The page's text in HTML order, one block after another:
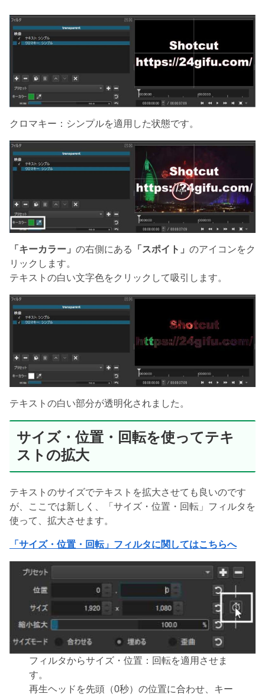
クロマキー：シンプルを適用した状態です。
「キーカラー」 の右側にある 「スポイト」 のアイコンをク
リックします。
テキストの白い文字色をクリックして吸引します。
テキストの白い部分が透明化されました。
サイズ・位置・回転を使ってテキ
ストの拡大
テキストのサイズでテキストを拡大させても良いのです
が、ここでは新しく、「サイズ・位置・回転」フィルタを
使って、拡大させます。
「サイズ・位置・回転」フィルタに関してはこちらへ
フィルタからサイズ・位置：回転を適用させま
す。
再生ヘッドを先頭（0秒）の位置に合わせ、キー